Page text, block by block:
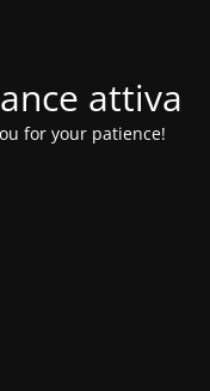
attiva
for your patience!